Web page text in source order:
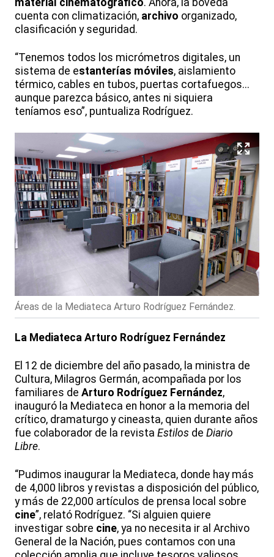
material cinematográfico. Ahora, la bóveda
cuenta con climatización, archivo organizado,
clasificación y seguridad.
“Tenemos todos los micrómetros digitales, un
sistema de estanterías móviles, aislamiento
térmico, cables en tubos, puertas cortafuegos...
aunque parezca básico, antes ni siquiera
teníamos eso”, puntualiza Rodríguez.
Áreas de la Mediateca Arturo Rodríguez Fernández.
La Mediateca Arturo Rodríguez Fernández
El 12 de diciembre del año pasado, la ministra de
Cultura, Milagros Germán, acompañada por los
familiares de Arturo Rodríguez Fernández,
inauguró la Mediateca en honor a la memoria del
crítico, dramaturgo y cineasta, quien durante años
fue colaborador de la revista Estilos de Diario
Libre.
“Pudimos inaugurar la Mediateca, donde hay más
de 4,000 libros y revistas a disposición del público,
y más de 22,000 artículos de prensa local sobre
cine”, relató Rodríguez. “Si alguien quiere
investigar sobre cine, ya no necesita ir al Archivo
General de la Nación, pues contamos con una